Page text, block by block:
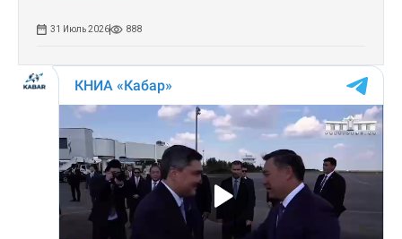
31 Июль 2026 888